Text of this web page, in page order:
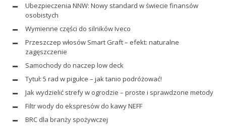
Ubezpieczenia NNW: Nowy standard w świecie finansów
osobistych
Wymienne części do silników Iveco
Przeszczep włosów Smart Graft – efekt: naturalne
zagęszczenie
Samochody do naczep low deck
Tytuł: 5 rad w pigułce – jak tanio podróżować!
Jak wydzielić strefy w ogrodzie – proste i sprawdzone metody
Filtr wody do ekspresów do kawy NEFF
BRC dla branży spożywczej